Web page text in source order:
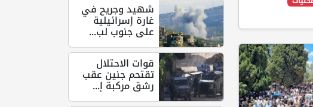
شهيد وجريح في
غارة إسرائيلية
على جنوب لب...
قوات الاحتلال
تقتحم جنين عقب
رشق مركبة إ...